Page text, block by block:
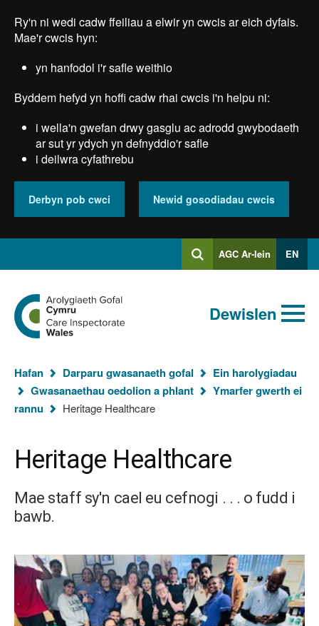
main
Ry'n ni wedi cadw ffeiliau a elwir yn cwcis ar eich dyfais.
Mae'r cwcis hyn:
yn hanfodol i'r safle weithio
Byddem hefyd yn hoffi cadw rhai cwcis i'n helpu ni:
i wella'n gwefan drwy gasglu ac adrodd gwybodaeth
ar sut yr ydych yn defnyddio'r safle
i deilwra cyfathrebu
Derbyn pob cwci Newid gosodiadau cwcis
ChwilioMewngofnodi
i
AGC Ar-lein EN
Chwiliad
allweddeiriau
cyflawn
Chwilio
Ewch
i
hafan
Arolygiaeth
Cymru
Dewislen
Rydych
chi
yma:
Hafan Darparu gwasanaeth gofal
Ein harolygiadau
Gwasanaethau oedolion a phlant
Ymarfer gwerth ei
rannu
Heritage Healthcare
Heritage Healthcare
Mae staff sy'n cael eu cefnogi . . . o fudd i
bawb.